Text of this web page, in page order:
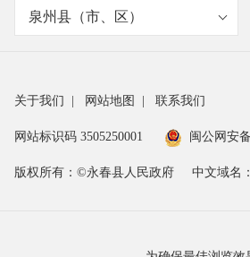
泉州县（市、区）
关于我们 网站地图 联系我们
网站标识码 3505250001 闽公网安
版权所有：©永春县人民政府 中文域名